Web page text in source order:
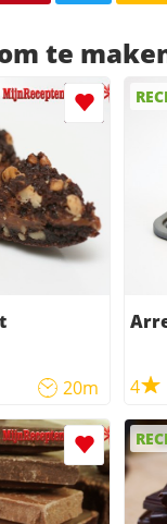
te
20m 4